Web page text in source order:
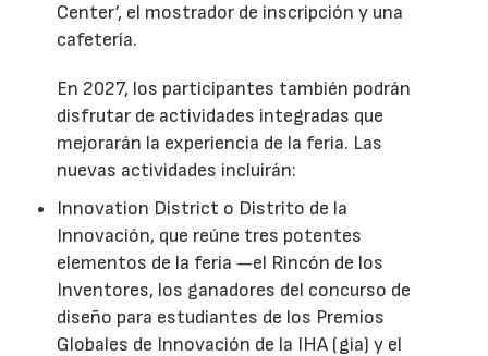
Center’, el mostrador de inscripción y una
cafetería.
En 2027, los participantes también podrán
disfrutar de actividades integradas que
mejorarán la experiencia de la feria. Las
nuevas actividades incluirán:
Innovation District o Distrito de la
Innovación, que reúne tres potentes
elementos de la feria —el Rincón de los
Inventores, los ganadores del concurso de
diseño para estudiantes de los Premios
Globales de Innovación de la IHA (gia) y el